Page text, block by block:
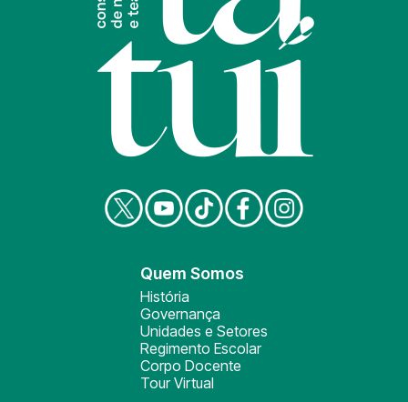
Quem Somos
História
Governança
Unidades e Setores
Regimento Escolar
Corpo Docente
Tour Virtual